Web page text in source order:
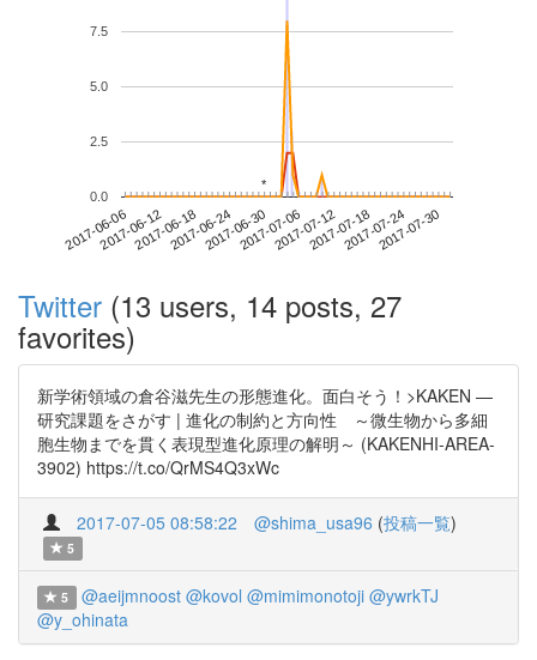
2017-06-062017-06-122017-06-182017-06-242017-06-302017-07-062017-07-122017-07-182017-07-242017-07-30
0.0
2.5
5.0
7.5
**
Twitter (13 users, 14 posts, 27
favorites)
新学術領域の倉谷滋先生の形態進化。面白そう！>KAKEN —
研究課題をさがす | 進化の制約と方向性 ～微生物から多細
胞生物までを貫く表現型進化原理の解明～ (KAKENHI-AREA-
3902) https://t.co/QrMS4Q3xWc
2017-07-05 08:58:22 @shima_usa96 (投稿一覧)
5
5 @aeijmnoost @kovol @mimimonotoji @ywrkTJ
@y_ohinata